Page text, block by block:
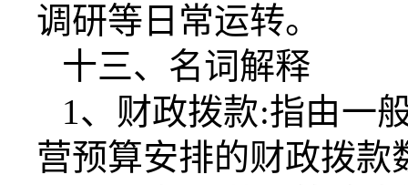
调研等日常运转。
十三、名词解释
1、财政拨款:指由一
营预算安排的财政拨款